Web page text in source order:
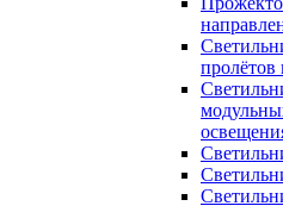
пролётов